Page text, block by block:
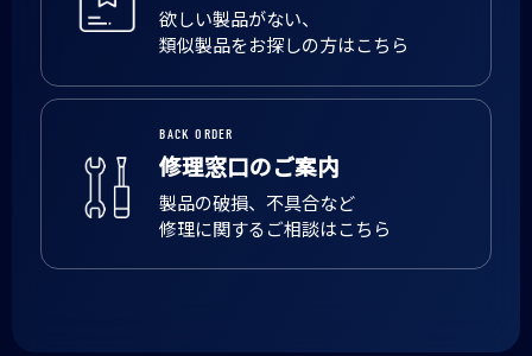
欲しい製品がない、
類似製品をお探しの方はこちら
BACK ORDER
修理窓口のご案内
製品の破損、不具合など
修理に関するご相談はこちら